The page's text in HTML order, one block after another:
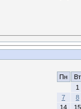
Пн
Вт
1
7
8
14
15